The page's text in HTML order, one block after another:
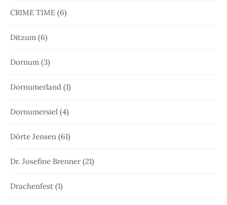
CRIME TIME (6)
Ditzum (6)
Dornum (3)
Dornumerland (1)
Dornumersiel (4)
Dörte Jensen (61)
Dr. Josefine Brenner(21)
Drachenfest (1)